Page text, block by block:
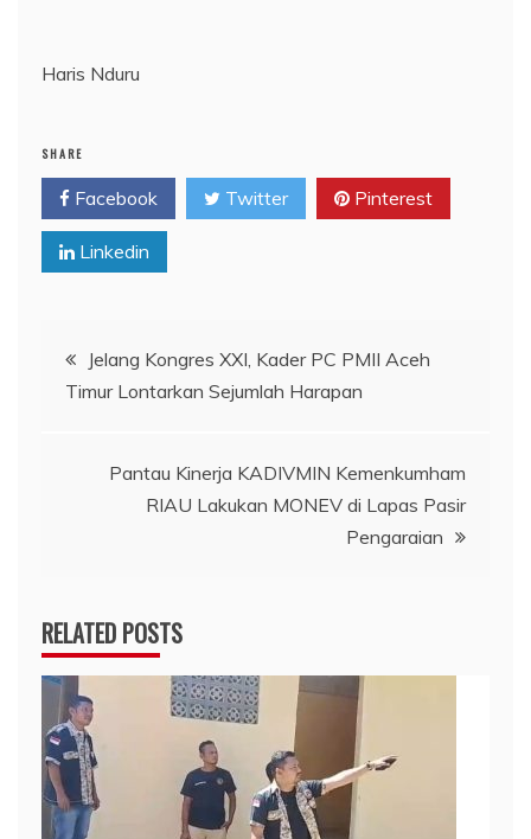
Haris Nduru
SHARE
Facebook Twitter Pinterest
Linkedin
Navigasi
pos
Jelang Kongres XXI, Kader PC PMII Aceh
Timur Lontarkan Sejumlah Harapan
Pantau Kinerja KADIVMIN Kemenkumham
RIAU Lakukan MONEV di Lapas Pasir
Pengaraian
RELATED POSTS